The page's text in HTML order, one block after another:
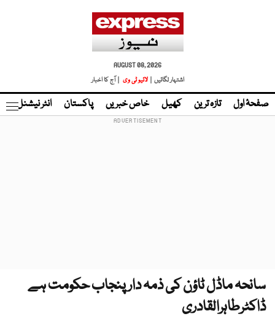
AUGUST 08, 2026
اشتہار لگائیں |
لائیو ٹی وی | آج کا اخبار
صفحۂ اول تازہ ترین کھیل خاص خبریں پاکستان انٹر نیشنل
سانحہ ماڈل ٹاؤن کی ذمہ دار پنجاب حکومت ہے
ڈاکٹرطاہرالقادری